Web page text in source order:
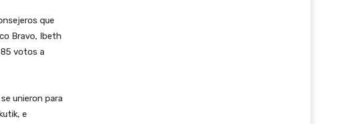
que
Bravo, Ibeth
85 votos a
unieron para
e